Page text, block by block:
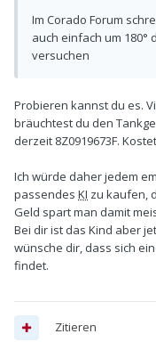
Im Corado Forum
auch einfach um 180°
versuchen
Probieren kannst du es.
bräuchtest du den
derzeit 8Z0919673F.
Ich würde daher jedem
passendes KI zu kaufen,
Geld spart man damit
Bei dir ist das Kind aber
wünsche dir, dass sich
findet.
Zitieren